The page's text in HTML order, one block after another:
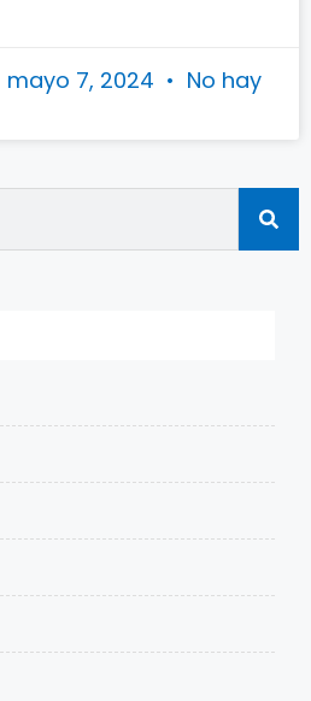
mayo 7, 2024
No hay